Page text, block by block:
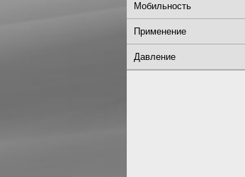
Мобильность
Применение
Давление